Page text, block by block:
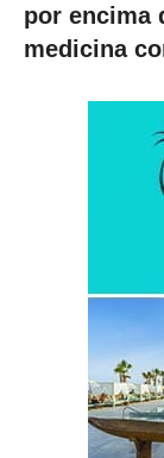
por encima
medicina